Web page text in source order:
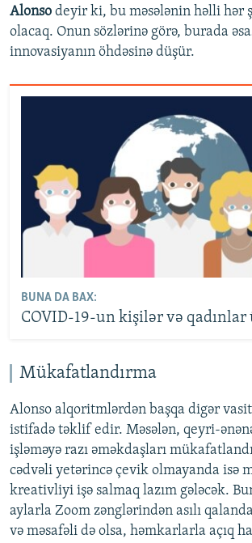
Alonso deyir ki, bu məsələnin həlli hər
olacaq. Onun sözlərinə görə, burada
innovasiyanın öhdəsinə düşür.
BUNA DA BAX:
COVID-19-un kişilər və
Mükafatlandırma
Alonso alqoritmlərdən başqa digər
istifadə təklif edir. Məsələn, qeyri-
işləməyə razı əməkdaşları
cədvəli yetərincə çevik olmayanda isə
kreativliyi işə salmaq lazım gələcək.
aylarla Zoom zənglərindən asılı
və məsafəli də olsa, həmkarlarla açıq